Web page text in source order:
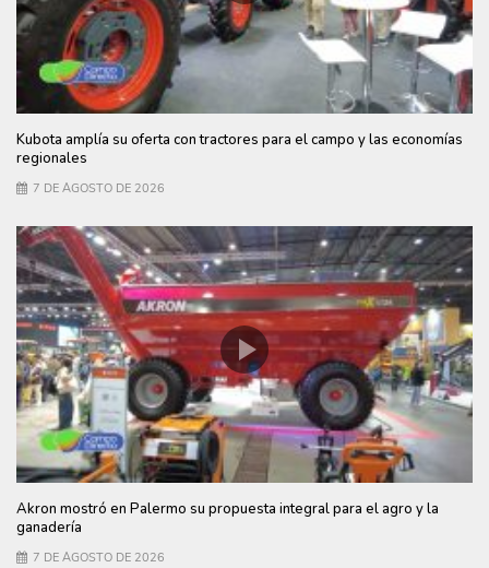
Kubota amplía su oferta con tractores para el campo y las economías
regionales
7 DE AGOSTO DE 2026
Akron mostró en Palermo su propuesta integral para el agro y la
ganadería
7 DE AGOSTO DE 2026